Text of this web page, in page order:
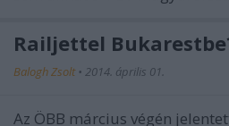
Railjettel
Balogh Zsolt • 2014. április 01.
Az ÖBB március végén